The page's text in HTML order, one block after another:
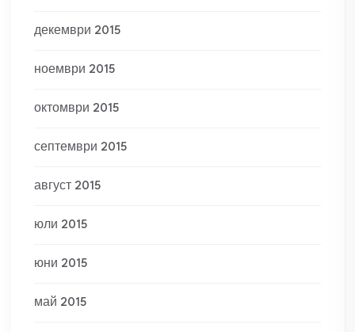
декември 2015
ноември 2015
октомври 2015
септември 2015
август 2015
юли 2015
юни 2015
май 2015